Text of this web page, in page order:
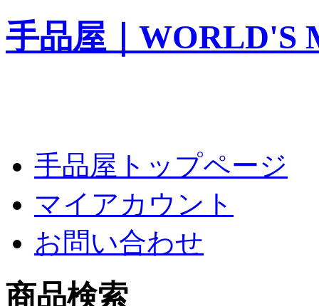
手品屋｜WORLD'S
手品屋トップページ
マイアカウント
お問い合わせ
商品検索